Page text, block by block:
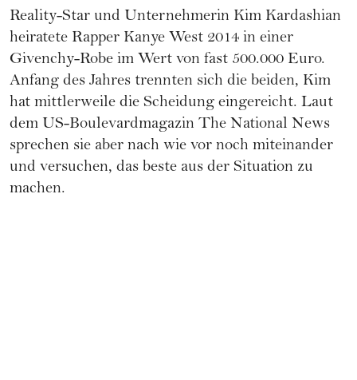
Reality-Star und Unternehmerin Kim Kardashian
heiratete Rapper Kanye West 2014 in einer
Givenchy-Robe im Wert von fast 500.000 Euro.
Anfang des Jahres trennten sich die beiden, Kim
hat mittlerweile die Scheidung eingereicht. Laut
dem US-Boulevardmagazin The National News
sprechen sie aber nach wie vor noch miteinander
und versuchen, das beste aus der Situation zu
machen.